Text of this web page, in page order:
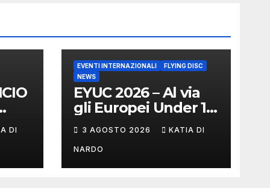
DI
EVENTI INTERNAZIONALI
FLYING DISC
NEWS
EYUC 2026 – Al via
gli Europei Under 17
3 AGOSTO 2026 KATIA DI
NARDO